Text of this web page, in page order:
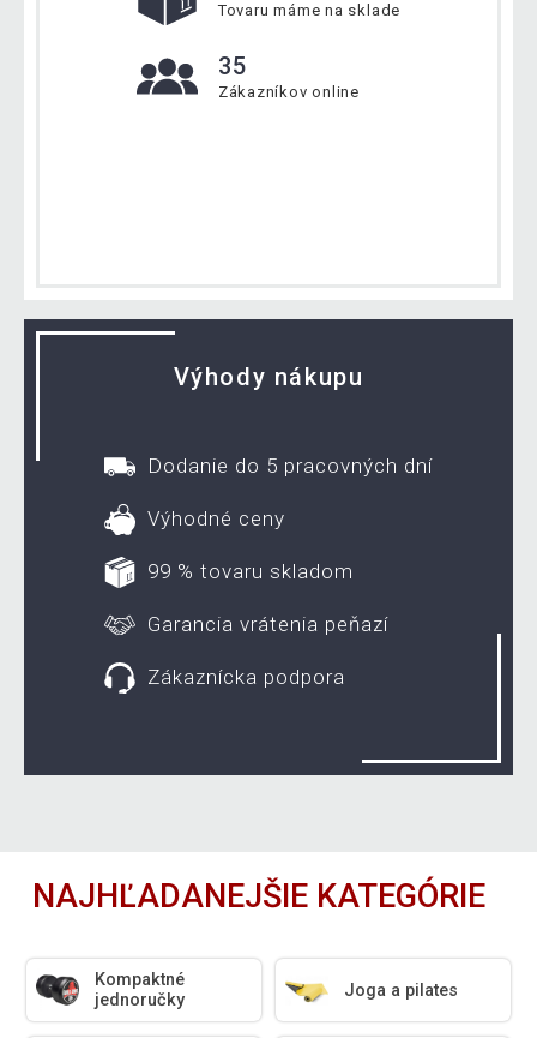
Tovaru máme na sklade
35
Zákazníkov online
Výhody nákupu
Dodanie do 5 pracovných dní
Výhodné ceny
99 % tovaru skladom
Garancia vrátenia peňazí
Zákaznícka podpora
NAJHĽADANEJŠIE KATEGÓRIE
Kompaktné
jednoručky
Joga a pilates